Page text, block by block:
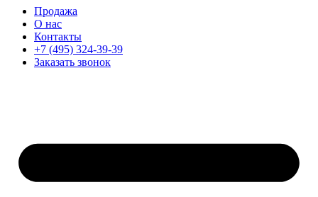
Продажа
О нас
Контакты
+7 (495) 324-39-39
Заказать звонок